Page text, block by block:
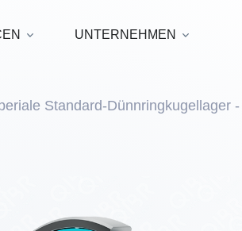
UNTERNEHMEN
Standard-Dünnringkugellager